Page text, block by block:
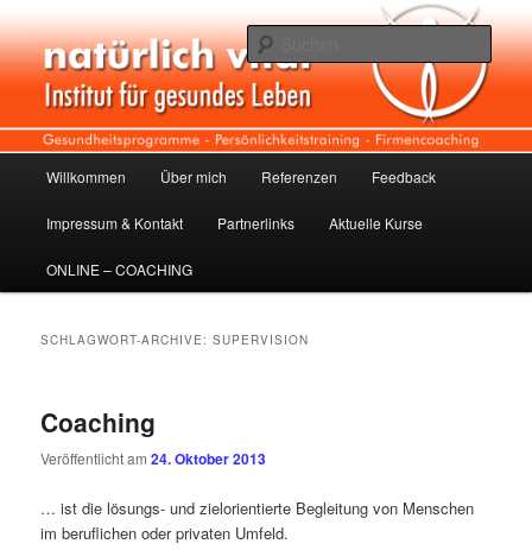
Inhalt
wechseln
sekundären
Inhalt
wechselnNatürlich vital
Willkommen Über mich Referenzen Feedback
Impressum & Kontakt Partnerlinks Aktuelle Kurse
ONLINE – COACHING
SCHLAGWORT-ARCHIVE:SUPERVISION
Coaching
Veröffentlicht am24. Oktober 2013
… ist die lösungs- und zielorientierte Begleitung von Menschen
im beruflichen oder privaten Umfeld.